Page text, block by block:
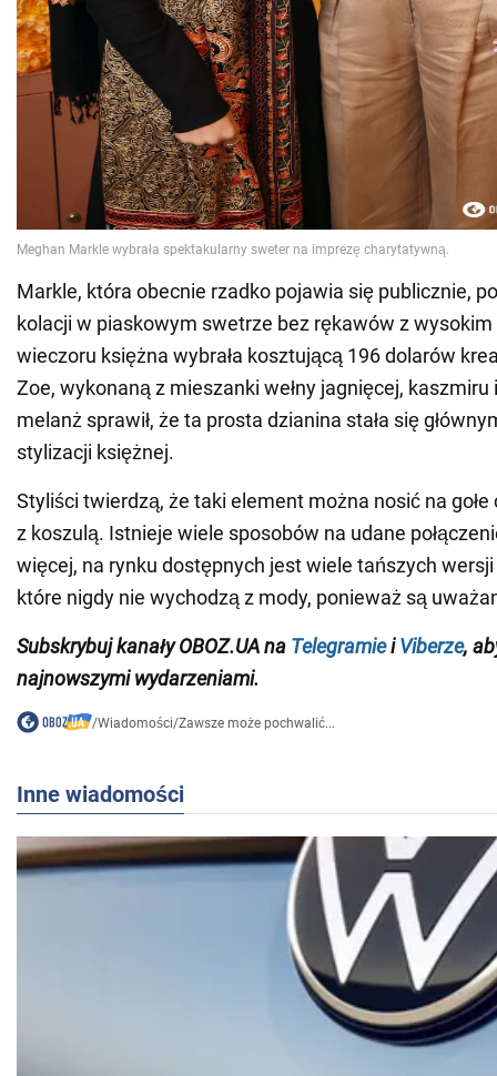
Markle, która obecnie rzadko pojawia się publicznie,
kolacji w piaskowym swetrze bez rękawów z
wieczoru księżna wybrała kosztującą 196 dolarów
Zoe, wykonaną z mieszanki wełny jagnięcej, kaszmiru
melanż sprawił, że ta prosta dzianina stała się
stylizacji księżnej.
Styliści twierdzą, że taki element można nosić na gołe
z koszulą. Istnieje wiele sposobów na udane
więcej, na rynku dostępnych jest wiele tańszych
które nigdy nie wychodzą z mody, ponieważ są
Subskrybuj kanały OBOZ.UA na TelegramieiViberze,
najnowszymi wydarzeniami.
/Wiadomości/Zawsze może pochwalić...
Inne wiadomości